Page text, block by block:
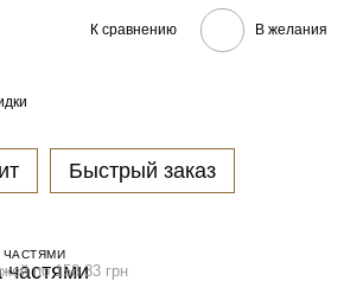
К сравнению В желания
Быстрый заказ
ЧАСТЯМИ
по 158.33 грн